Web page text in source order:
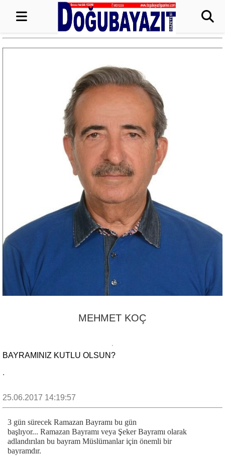
MEHMET KOÇ
BAYRAMINIZ KUTLU OLSUN?
.
25.06.2017 14:19:57
3 gün sürecek Ramazan Bayramı bu gün
başlıyor... Ramazan Bayramı veya Şeker Bayramı olarak
adlandırılan bu bayram Müslümanlar için önemli bir
bayramdır.